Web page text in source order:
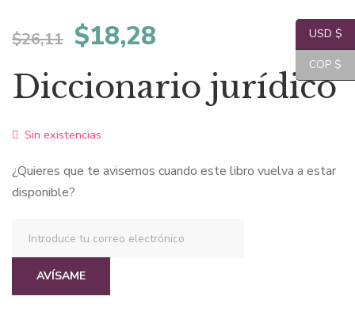
$26,11 El
precio
$26,11.
$18,28
precio
actual
Diccionario jurídico
Sin existencias
¿Quieres que te avisemos cuando este libro vuelva a estar
disponible?
AVÍSAME
USD $
COP $